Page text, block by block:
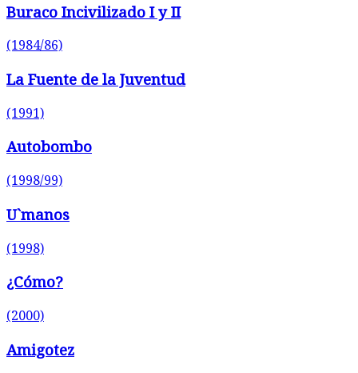
Buraco Incivilizado I y II
(1984/86)
La Fuente de la Juventud
(1991)
Autobombo
(1998/99)
U`manos
(1998)
¿Cómo?
(2000)
Amigotez